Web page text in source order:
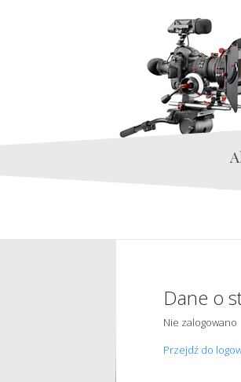
Dane o
Nie zalogowano
Przejdź do